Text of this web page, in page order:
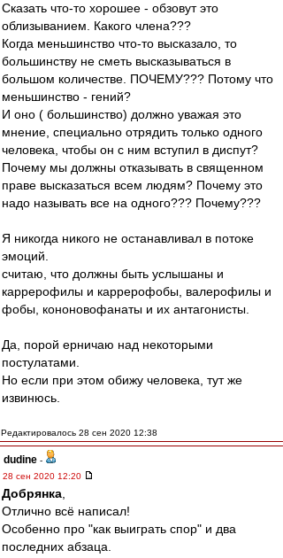
Сказать что-то хорошее - обзовут это
облизыванием. Какого члена???
Когда меньшинство что-то высказало, то
большинству не сметь высказываться в
большом количестве. ПОЧЕМУ??? Потому что
меньшинство - гений?
И оно ( большинство) должно уважая это
мнение, специально отрядить только одного
человека, чтобы он с ним вступил в диспут?
Почему мы должны отказывать в священном
праве высказаться всем людям? Почему это
надо называть все на одного??? Почему???
Я никогда никого не останавливал в потоке
эмоций.
считаю, что должны быть услышаны и
каррерофилы и каррерофобы, валерофилы и
фобы, кононовофанаты и их антагонисты.
Да, порой ерничаю над некоторыми
постулатами.
Но если при этом обижу человека, тут же
извинюсь.
Редактировалось 28 сен 2020 12:38
dudine -
28 сен 2020 12:20
Добрянка
Отлично всё написал!
Особенно про "как выиграть спор" и два
последних абзаца.